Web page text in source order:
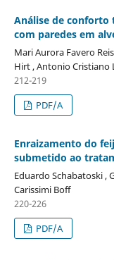
Análise de conforto
com paredes em
Mari Aurora Favero
Hirt , Antonio Cristiano
212-219
PDF/A
Enraizamento do
submetido ao
Eduardo Schabatoski ,
Carissimi Boff
220-226
PDF/A